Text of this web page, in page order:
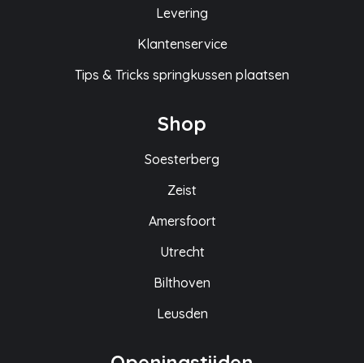
Levering
Klantenservice
Tips & Tricks springkussen plaatsen
Shop
Soesterberg
Zeist
Amersfoort
Utrecht
Bilthoven
Leusden